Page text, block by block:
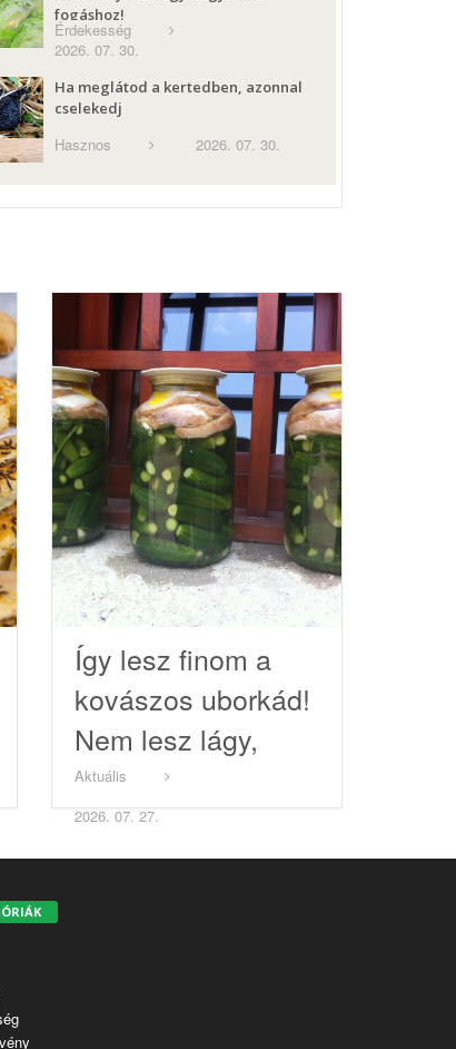
fogáshoz!
Érdekesség
2026. 07. 30.
Ha meglátod a kertedben, azonnal
cselekedj
Hasznos 2026. 07. 30.
Így lesz finom a
kovászos uborkád!
Nem lesz lágy,
hanem friss
ropogós!
Aktuális
2026. 07. 27.